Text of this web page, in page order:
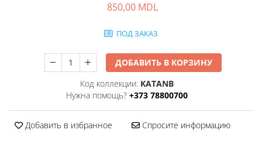
850,00 MDL
ПОД ЗАКАЗ
ДОБАВИТЬ В КОРЗИНУ
Код коллекции: KATANB
Нужна помощь? +373 78800700
Добавить в избранное Спросите информацию